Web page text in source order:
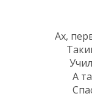
Ах,
А